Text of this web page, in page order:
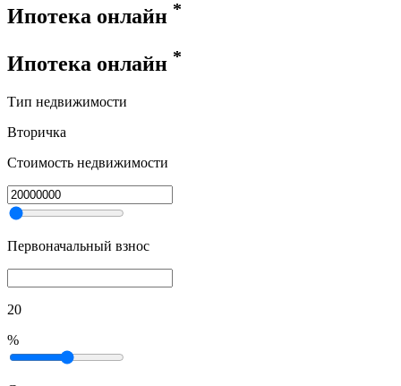
Ипотека онлайн *
Ипотека онлайн *
Тип недвижимости
Вторичка
Стоимость недвижимости
Первоначальный взнос
20
%